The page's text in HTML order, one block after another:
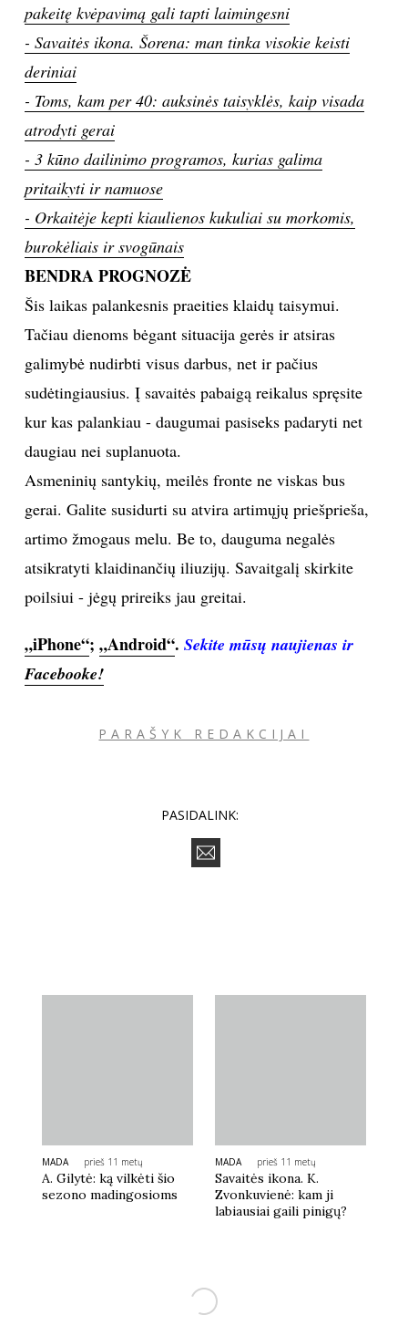
KINAS
TEATRAS
SPORTAS
FOTOGRAFIJA
MENAS
ORAI
ĮDOMYBĖS
ISTORIJA
INTERJERAS
NAMAI
VIRTUVĖ
NAUJIENLAIŠKĮ
pakeitę kvėpavimą gali tapti laimingesni
- Savaitės ikona. Šorena: man tinka visokie keisti
deriniai
- Toms, kam per 40: auksinės taisyklės, kaip visada
atrodyti gerai
- 3 kūno dailinimo programos, kurias galima
pritaikyti ir namuose
- Orkaitėje kepti kiaulienos kukuliai su morkomis,
burokėliais ir svogūnais
BENDRA PROGNOZĖ
Šis laikas palankesnis praeities klaidų taisymui.
Tačiau dienoms bėgant situacija gerės ir atsiras
galimybė nudirbti visus darbus, net ir pačius
sudėtingiausius. Į savaitės pabaigą reikalus spręsite
kur kas palankiau - daugumai pasiseks padaryti net
daugiau nei suplanuota.
Asmeninių santykių, meilės fronte ne viskas bus
gerai. Galite susidurti su atvira artimųjų priešprieša,
artimo žmogaus melu. Be to, dauguma negalės
atsikratyti klaidinančių iliuzijų. Savaitgalį skirkite
poilsiui - jėgų prireiks jau greitai.
„iPhone“; „Android“. Sekite mūsų naujienas ir
Facebooke!
PARAŠYK REDAKCIJAI
PASIDALINK:
MADA prieš 11 metų
A. Gilytė: ką vilkėti šio
sezono madingosioms
MADA prieš 11 metų
Savaitės ikona. K.
Zvonkuvienė: kam ji
labiausiai gaili pinigų?